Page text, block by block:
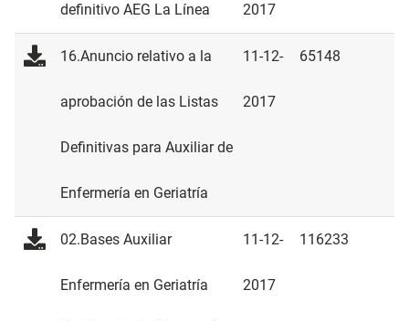
definitivo AEG La Línea 2017
16.Anuncio relativo a la
aprobación de las Listas
Definitivas para Auxiliar de
Enfermería en Geriatría
11-12-
2017
65148
02.Bases Auxiliar
Enfermería en Geriatría
11-12-
2017
116233